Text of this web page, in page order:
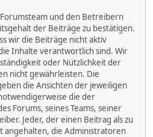
Forumsteam und den Betreibern
der Beiträge zu bestätigen.
wir die Beiträge nicht aktiv
Inhalte verantwortlich sind. Wir
oder Nützlichkeit der
nicht gewährleisten. Die
die Ansichten der jeweiligen
die der
Forums, seines Teams, seiner
Jeder, der einen Beitrag als zu
angehalten, die Administratoren